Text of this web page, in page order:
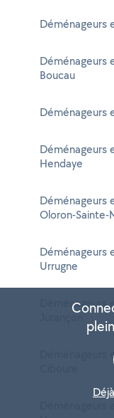
Déménageurs
Déménageurs
Boucau
Déménageurs
Déménageurs
Hendaye
Déménageurs
Oloron-Sainte-
Déménageurs
Urrugne
Jurançon